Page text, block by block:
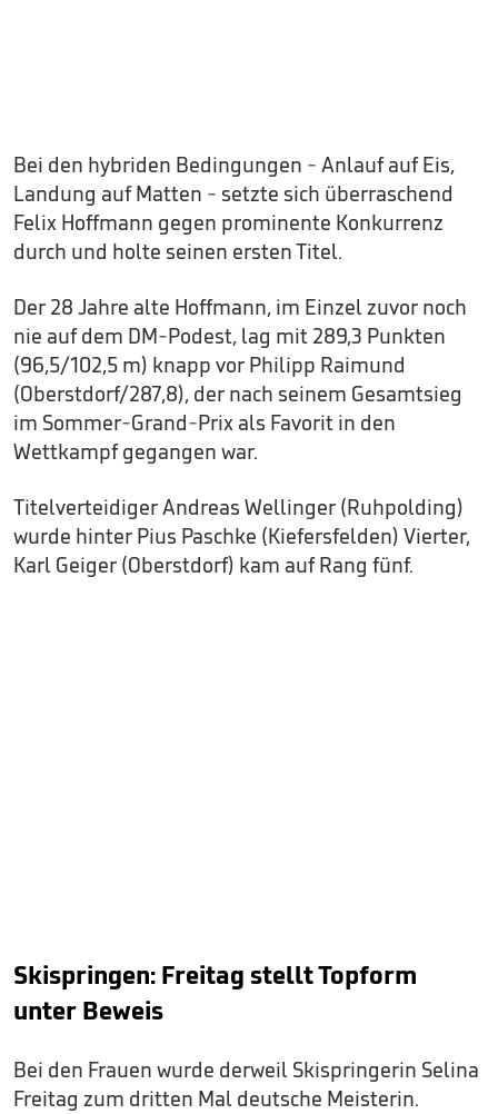
Bei den hybriden Bedingungen - Anlauf auf Eis,
Landung auf Matten - setzte sich überraschend
Felix Hoffmann gegen prominente Konkurrenz
durch und holte seinen ersten Titel.
Der 28 Jahre alte Hoffmann, im Einzel zuvor noch
nie auf dem DM-Podest, lag mit 289,3 Punkten
(96,5/102,5 m) knapp vor Philipp Raimund
(Oberstdorf/287,8), der nach seinem Gesamtsieg
im Sommer-Grand-Prix als Favorit in den
Wettkampf gegangen war.
Titelverteidiger Andreas Wellinger (Ruhpolding)
wurde hinter Pius Paschke (Kiefersfelden) Vierter,
Karl Geiger (Oberstdorf) kam auf Rang fünf.
Skispringen: Freitag stellt Topform
unter Beweis
Bei den Frauen wurde derweil Skispringerin Selina
Freitag zum dritten Mal deutsche Meisterin.